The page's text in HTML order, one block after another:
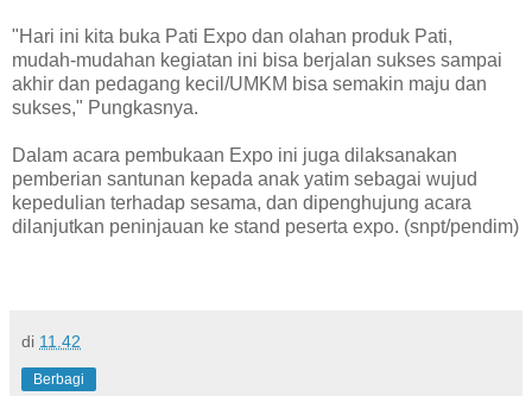
"Hari ini kita buka Pati Expo dan olahan produk Pati,
mudah-mudahan kegiatan ini bisa berjalan sukses sampai
akhir dan pedagang kecil/UMKM bisa semakin maju dan
sukses," Pungkasnya.
Dalam acara pembukaan Expo ini juga dilaksanakan
pemberian santunan kepada anak yatim sebagai wujud
kepedulian terhadap sesama, dan dipenghujung acara
dilanjutkan peninjauan ke stand peserta expo. (snpt/pendim)
di 11.42
Berbagi